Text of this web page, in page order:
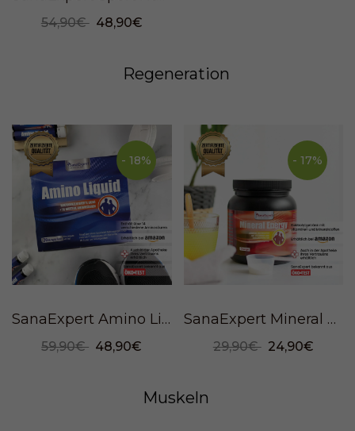
54,90€ 48,90€
Regeneration
- 18%
SanaExpert Amino Liquid Trinkampullen, 750ml
59,90€ 48,90€
- 17%
SanaExpert Mineral Energy, sports drink powder, 1100 g
29,90€ 24,90€
Muskeln